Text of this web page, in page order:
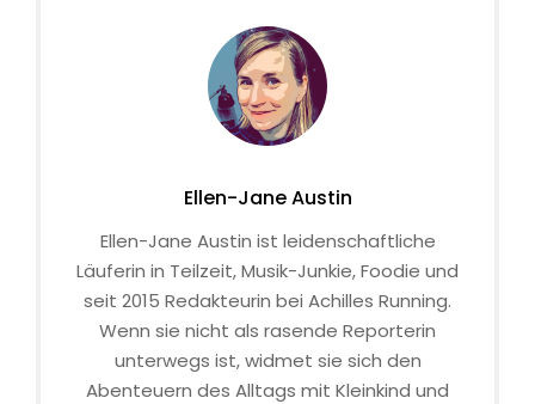
Ellen-Jane Austin
Ellen-Jane Austin ist leidenschaftliche
Läuferin in Teilzeit, Musik-Junkie, Foodie und
seit 2015 Redakteurin bei Achilles Running.
Wenn sie nicht als rasende Reporterin
unterwegs ist, widmet sie sich den
Abenteuern des Alltags mit Kleinkind und